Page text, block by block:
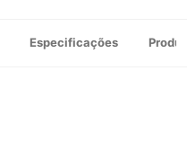
Especificações